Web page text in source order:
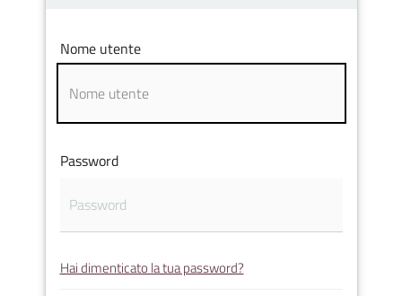
Servizi
Amministrazione
Nome utente
Password
Hai dimenticato la tua password?